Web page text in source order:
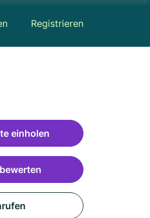
Registrieren
einholen